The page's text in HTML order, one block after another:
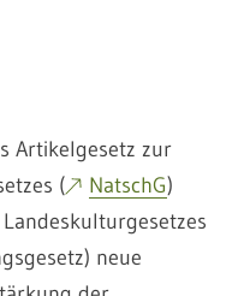
Artikelgesetz zur
(
NatschG)
neue